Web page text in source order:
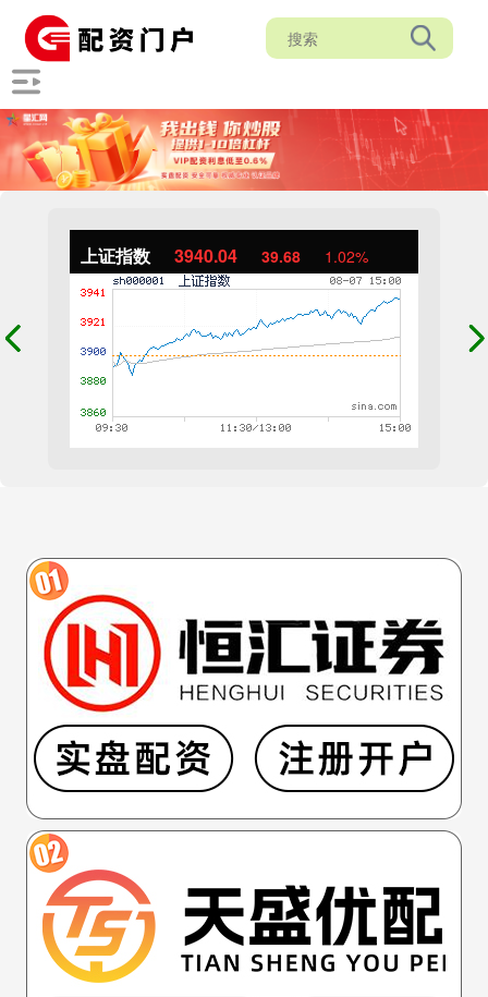
上证指数 3940.04 39.68 1.02%